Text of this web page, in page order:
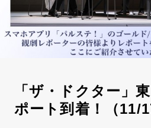
「ザ・ドクター」
ポート到着！（11/